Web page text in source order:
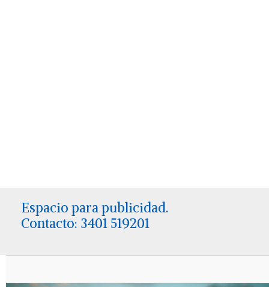
Espacio para publicidad.
Contacto: 3401 519201